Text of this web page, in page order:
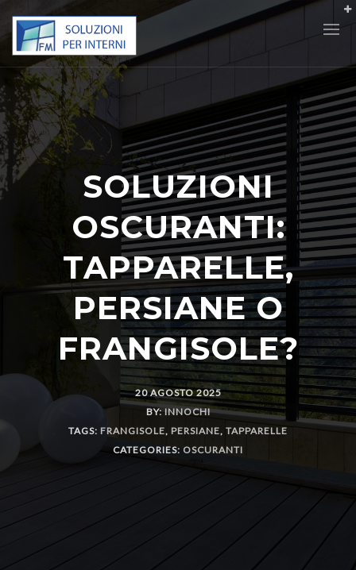
SOLUZIONI
OSCURANTI:
TAPPARELLE,
PERSIANE O
FRANGISOLE?
20 AGOSTO 2025
BY:INNOCHI
TAGS: FRANGISOLE, PERSIANE, TAPPARELLE
CATEGORIES: OSCURANTI